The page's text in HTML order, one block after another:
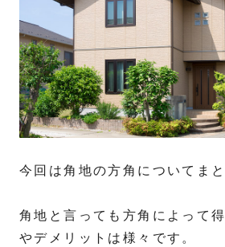
今回は角地の方角についてまと
角地と言っても方角によって
やデメリットは様々です。